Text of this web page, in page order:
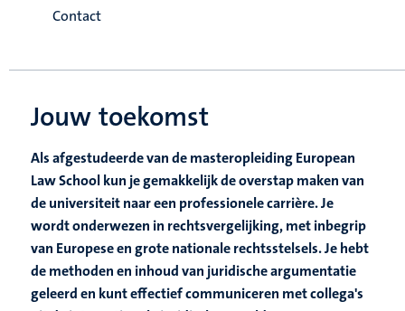
Contact
Jouw toekomst
Als afgestudeerde van de masteropleiding European
Law School kun je gemakkelijk de overstap maken van
de universiteit naar een professionele carrière. Je
wordt onderwezen in rechtsvergelijking, met inbegrip
van Europese en grote nationale rechtsstelsels. Je hebt
de methoden en inhoud van juridische argumentatie
geleerd en kunt effectief communiceren met collega's